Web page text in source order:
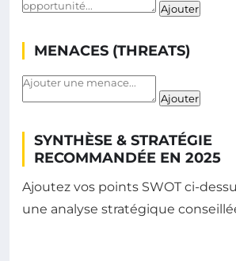
Ajouter
MENACES (THREATS)
Ajouter
SYNTHÈSE & STRATÉGIE
RECOMMANDÉE EN 2025
Ajoutez vos points SWOT ci-
une analyse stratégique